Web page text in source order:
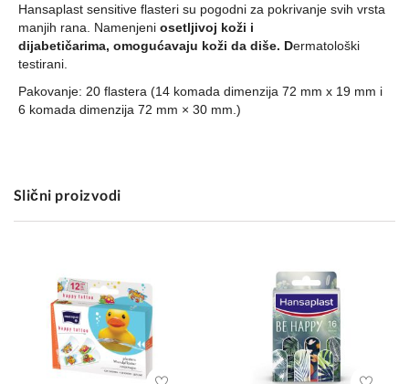
Hansaplast sensitive flasteri su pogodni za pokrivanje svih vrsta
manjih rana. Namenjeni osetljivoj koži i
dijabetičarima, omogućavaju koži da diše. Dermatološki
testirani.
Pakovanje: 20 flastera (14 komada dimenzija 72 mm x 19 mm i
6 komada dimenzija 72 mm × 30 mm.)
Slični proizvodi